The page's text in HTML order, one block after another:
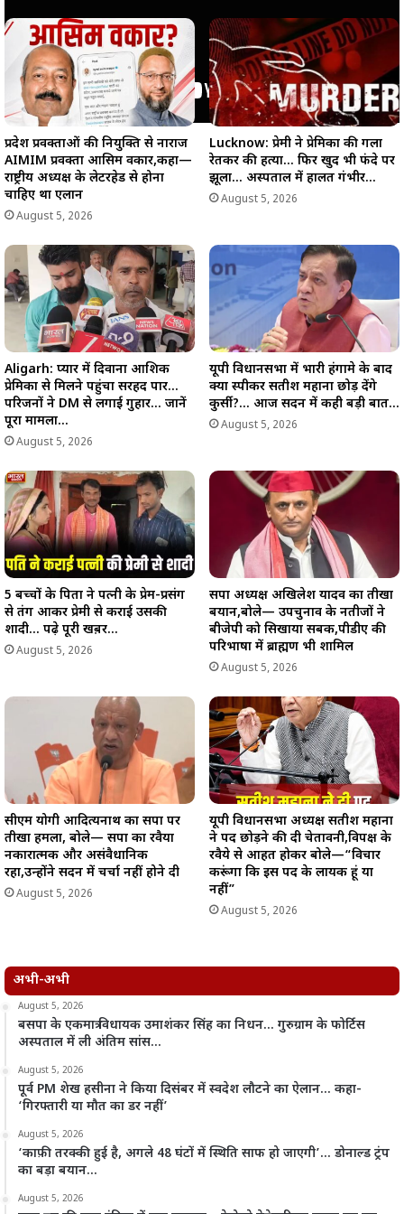
प्रदेश प्रवक्ताओं की नियुक्ति से नाराज
AIMIM प्रवक्ता आसिम वकार,कहा—
राष्ट्रीय अध्यक्ष के लेटरहेड से होना
चाहिए था एलान
August 5, 2026
Lucknow: प्रेमी ने प्रेमिका की गला
रेतकर की हत्या… फिर खुद भी फंदे पर
झूला… अस्पताल में हालत गंभीर…
August 5, 2026
Aligarh: प्यार में दिवाना आशिक
प्रेमिका से मिलने पहुंचा सरहद पार…
परिजनों ने DM से लगाई गुहार… जानें
पूरा मामला…
August 5, 2026
यूपी विधानसभा में भारी हंगामे के बाद
क्या स्पीकर सतीश महाना छोड़ देंगे
कुर्सी?… आज सदन में कही बड़ी बात…
August 5, 2026
5 बच्चों के पिता ने पत्नी के प्रेम-प्रसंग
से तंग आकर प्रेमी से कराई उसकी
शादी… पढ़े पूरी खब़र…
August 5, 2026
सपा अध्यक्ष अखिलेश यादव का तीखा
बयान,बोले— उपचुनाव के नतीजों ने
बीजेपी को सिखाया सबक,पीडीए की
परिभाषा में ब्राह्मण भी शामिल
August 5, 2026
सीएम योगी आदित्यनाथ का सपा पर
तीखा हमला, बोले— सपा का रवैया
नकारात्मक और असंवैधानिक
रहा,उन्होंने सदन में चर्चा नहीं होने दी
August 5, 2026
यूपी विधानसभा अध्यक्ष सतीश महाना
ने पद छोड़ने की दी चेतावनी,विपक्ष के
रवैये से आहत होकर बोले—“विचार
करूंगा कि इस पद के लायक हूं या
नहीं”
August 5, 2026
अभी-अभी
August 5, 2026
बसपा के एकमात्र विधायक उमाशंकर सिंह का निधन… गुरुग्राम के फोर्टिस
अस्पताल में ली अंतिम सांस…
August 5, 2026
पूर्व PM शेख हसीना ने किया दिसंबर में स्वदेश लौटने का ऐलान… कहा-
‘गिरफ्तारी या मौत का डर नहीं’
August 5, 2026
‘काफ़ी तरक्की हुई है, अगले 48 घंटों में स्थिति साफ हो जाएगी’… डोनाल्ड ट्रंप
का बड़ा बयान…
August 5, 2026